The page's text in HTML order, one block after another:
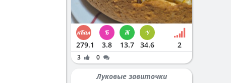
279.1 3.8 13.7 34.6 2
3 0
Луковые завиточки